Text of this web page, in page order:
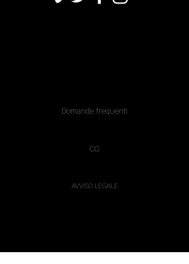
Domande frequenti
CG
AVVISO LEGALE